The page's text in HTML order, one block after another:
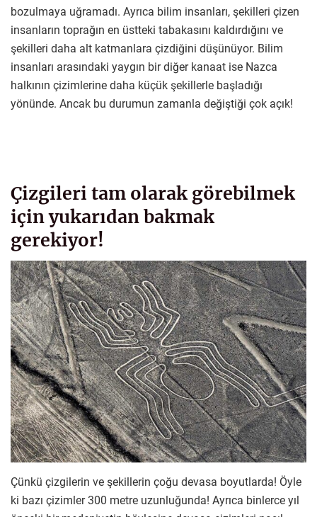
bozulmaya uğramadı. Ayrıca bilim insanları, şekilleri çizen
insanların toprağın en üstteki tabakasını kaldırdığını ve
şekilleri daha alt katmanlara çizdiğini düşünüyor. Bilim
insanları arasındaki yaygın bir diğer kanaat ise Nazca
halkının çizimlerine daha küçük şekillerle başladığı
yönünde. Ancak bu durumun zamanla değiştiği çok açık!
Çizgileri tam olarak görebilmek
için yukarıdan bakmak
gerekiyor!
Çünkü çizgilerin ve şekillerin çoğu devasa boyutlarda! Öyle
ki bazı çizimler 300 metre uzunluğunda! Ayrıca binlerce yıl